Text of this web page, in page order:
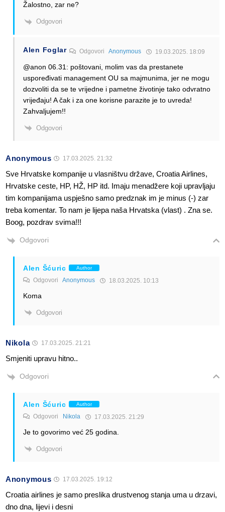
Žalostno, zar ne?
Odgovori
Alen Foglar Odgovori Anonymous 19.03.2025. 18:09
@anon 06.31: poštovani, molim vas da prestanete
uspoređivati management OU sa majmunima, jer ne mogu
dozvoliti da se te vrijedne i pametne životinje tako odvratno
vrijeđaju! A čak i za one korisne parazite je to uvreda!
Zahvaljujem!!
Odgovori
Anonymous 17.03.2025. 21:32
Sve Hrvatske kompanije u vlasništvu države, Croatia Airlines,
Hrvatske ceste, HP, HŽ, HP itd. Imaju menadžere koji upravljaju
tim kompanijama uspješno samo predznak im je minus (-) zar
treba komentar. To nam je lijepa naša Hrvatska (vlast) . Zna se.
Boog, pozdrav svima!!!
Odgovori
Alen Šćuric Author
Odgovori Anonymous 18.03.2025. 10:13
Koma
Odgovori
Nikola 17.03.2025. 21:21
Smjeniti upravu hitno..
Odgovori
Alen Šćuric Author
Odgovori Nikola 17.03.2025. 21:29
Je to govorimo već 25 godina.
Odgovori
Anonymous 17.03.2025. 19:12
Croatia airlines je samo preslika drustvenog stanja uma u drzavi,
dno dna, lijevi i desni